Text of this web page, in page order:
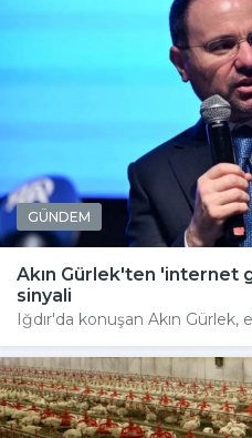
GÜNDEM
Akın Gürlek'ten 'internet
sinyali
Iğdır'da konuşan Akın Gürlek,